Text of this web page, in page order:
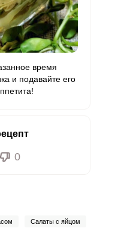
время
и подавайте его
0
Салаты с яйцом